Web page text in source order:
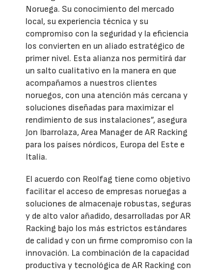
Noruega. Su conocimiento del mercado
local, su experiencia técnica y su
compromiso con la seguridad y la eficiencia
los convierten en un aliado estratégico de
primer nivel. Esta alianza nos permitirá dar
un salto cualitativo en la manera en que
acompañamos a nuestros clientes
noruegos, con una atención más cercana y
soluciones diseñadas para maximizar el
rendimiento de sus instalaciones”, asegura
Jon Ibarrolaza, Area Manager de AR Racking
para los países nórdicos, Europa del Este e
Italia.
El acuerdo con Reolfag tiene como objetivo
facilitar el acceso de empresas noruegas a
soluciones de almacenaje robustas, seguras
y de alto valor añadido, desarrolladas por AR
Racking bajo los más estrictos estándares
de calidad y con un firme compromiso con la
innovación. La combinación de la capacidad
productiva y tecnológica de AR Racking con